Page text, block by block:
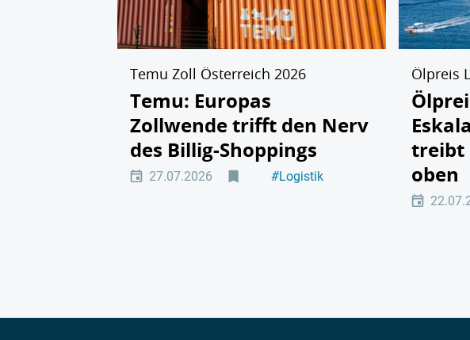
Temu Zoll Österreich 2026
Temu: Europas
Zollwende trifft den Nerv
des Billig-Shoppings
27.07.2026 #Logistik
Ölpreis
treibt
oben